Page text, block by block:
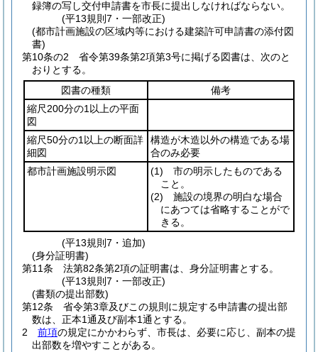
録簿の写し交付申請書を市長に提出しなければならない。
(平13規則7・一部改正)
(都市計画施設の区域内等における建築許可申請書の添付図
書)
第10条の2
省令第39条第2項第3号に掲げる図書は、次のと
おりとする。
図書の種類
備考
縮尺200分の1以上の平面
図
縮尺50分の1以上の断面詳
細図
構造が木造以外の構造である場
合のみ必要
都市計画施設明示図
(1) 市の明示したものである
こと。
(2) 施設の境界の明白な場合
にあつては省略することがで
きる。
(平13規則7・追加)
(身分証明書)
第11条
法第82条第2項の証明書は、身分証明書とする。
(平13規則7・一部改正)
(書類の提出部数)
第12条
省令第3章及びこの規則に規定する申請書の提出部
数は、正本1通及び副本1通とする。
2
前項の規定にかかわらず、市長は、必要に応じ、副本の提
出部数を増やすことがある。